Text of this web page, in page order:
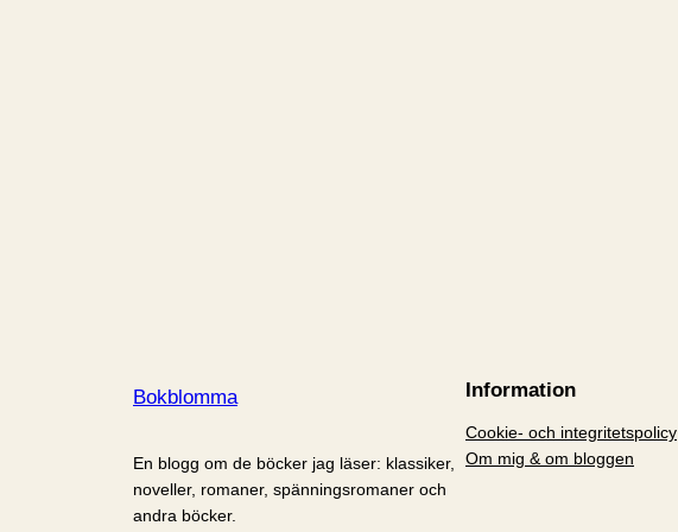
Bokblomma
En blogg om de böcker jag läser: klassiker,
noveller, romaner, spänningsromaner och
andra böcker.
Information
Cookie- och integritetspolicy
Om mig & om bloggen